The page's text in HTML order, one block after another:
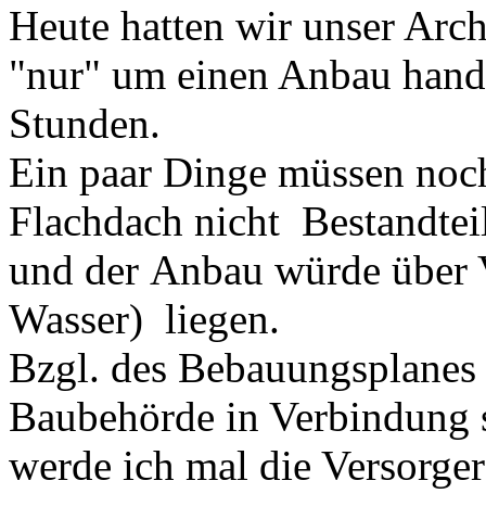
Heute hatten wir unser
"nur" um einen Anbau
Stunden.
Ein paar Dinge müssen
Flachdach nicht
und der Anbau würde über
Wasser) liegen.
Bzgl. des
Baubehörde in
werde ich mal die